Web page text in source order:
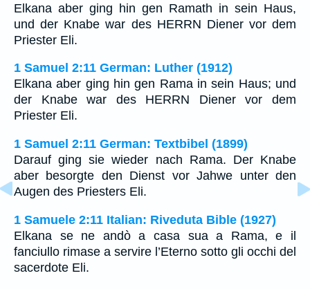
Elkana aber ging hin gen Ramath in sein Haus,
und der Knabe war des HERRN Diener vor dem
Priester Eli.
1 Samuel 2:11 German: Luther (1912)
Elkana aber ging hin gen Rama in sein Haus; und
der Knabe war des HERRN Diener vor dem
Priester Eli.
1 Samuel 2:11 German: Textbibel (1899)
Darauf ging sie wieder nach Rama. Der Knabe
aber besorgte den Dienst vor Jahwe unter den
Augen des Priesters Eli.
1 Samuele 2:11 Italian: Riveduta Bible (1927)
Elkana se ne andò a casa sua a Rama, e il
fanciullo rimase a servire l’Eterno sotto gli occhi del
sacerdote Eli.